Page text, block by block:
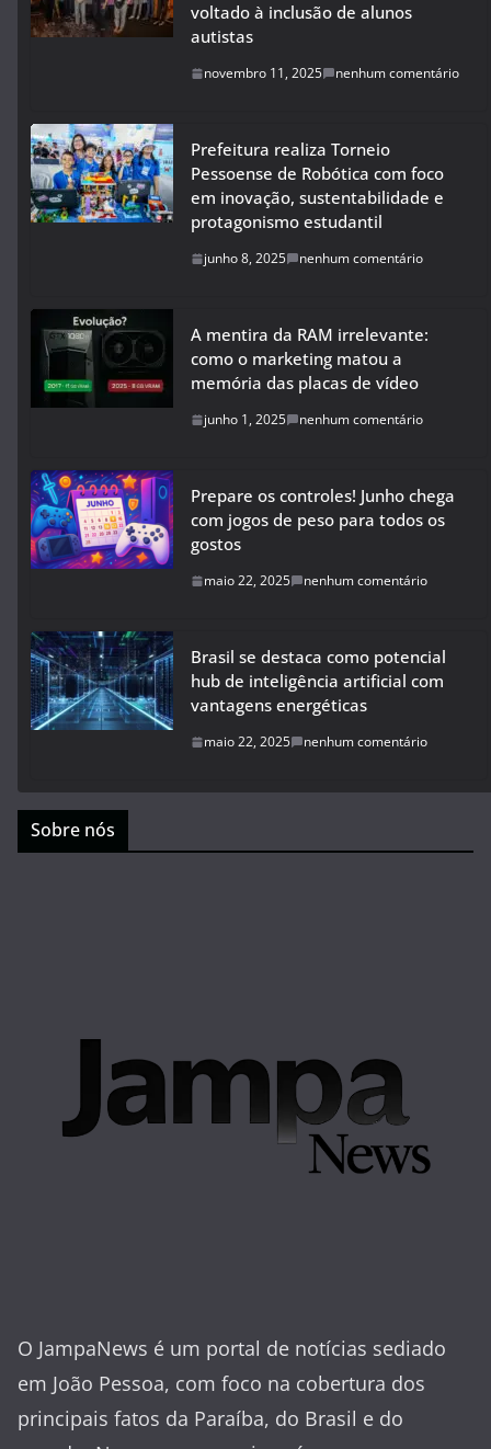
voltado à inclusão de alunos
autistas
novembro 11, 2025 nenhum comentário
Prefeitura realiza Torneio
Pessoense de Robótica com foco
em inovação, sustentabilidade e
protagonismo estudantil
junho 8, 2025 nenhum comentário
A mentira da RAM irrelevante:
como o marketing matou a
memória das placas de vídeo
junho 1, 2025 nenhum comentário
Prepare os controles! Junho chega
com jogos de peso para todos os
gostos
maio 22, 2025 nenhum comentário
Brasil se destaca como potencial
hub de inteligência artificial com
vantagens energéticas
maio 22, 2025 nenhum comentário
Sobre nós
O JampaNews é um portal de notícias sediado
em João Pessoa, com foco na cobertura dos
principais fatos da Paraíba, do Brasil e do